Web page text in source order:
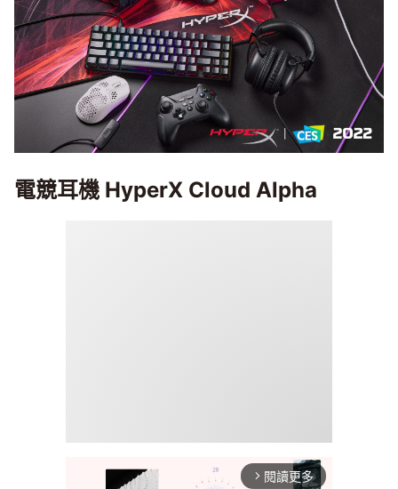
電競耳機 HyperX Cloud Alpha
arrow_forward_ios 閱讀更多